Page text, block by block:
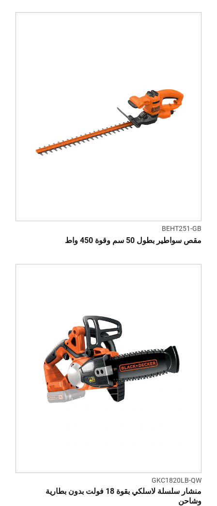
BEHT251-GB
مقص سواطير بطول 50 سم وقوة 450 واط
GKC1820LB-QW
منشار سلسلة لاسلكي بقوة 18 فولت بدون بطارية
وشاحن